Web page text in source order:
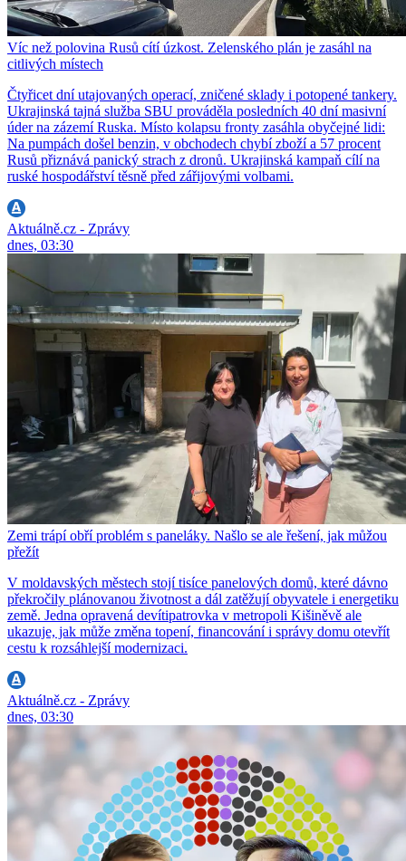
Víc než polovina Rusů cítí úzkost. Zelenského plán je zasáhl na
citlivých místech
Čtyřicet dní utajovaných operací, zničené sklady i potopené tankery.
Ukrajinská tajná služba SBU prováděla posledních 40 dní masivní
úder na zázemí Ruska. Místo kolapsu fronty zasáhla obyčejné lidi:
Na pumpách došel benzin, v obchodech chybí zboží a 57 procent
Rusů přiznává panický strach z dronů. Ukrajinská kampaň cílí na
ruské hospodářství těsně před zářijovými volbami.
Aktuálně.cz - Zprávy
dnes, 03:30
Zemi trápí obří problém s paneláky. Našlo se ale řešení, jak můžou
přežít
V moldavských městech stojí tisíce panelových domů, které dávno
překročily plánovanou životnost a dál zatěžují obyvatele i energetiku
země. Jedna opravená devítipatrovka v metropoli Kišiněvě ale
ukazuje, jak může změna topení, financování i správy domu otevřít
cestu k rozsáhlejší modernizaci.
Aktuálně.cz - Zprávy
dnes, 03:30